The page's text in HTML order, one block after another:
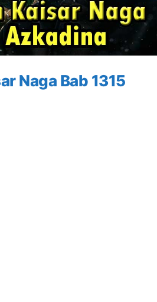
Naga Bab 1315